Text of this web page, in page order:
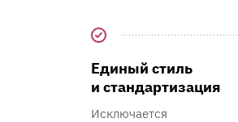
Единый стиль
и стандартизация
Исключается